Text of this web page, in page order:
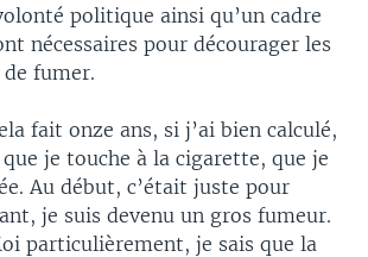
politique ainsi qu’un cadre
nécessaires pour décourager les
fumer.
fait onze ans, si j’ai bien calculé,
je touche à la cigarette, que je
Au début, c’était juste pour
je suis devenu un gros fumeur.
particulièrement, je sais que la